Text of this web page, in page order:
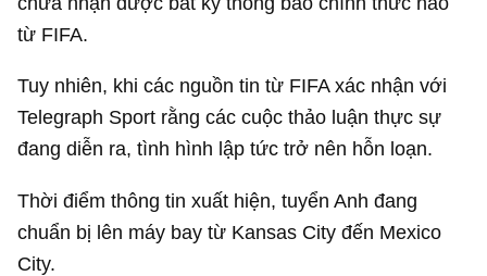
từ FIFA.
Tuy nhiên, khi các nguồn tin từ FIFA xác nhận với
Telegraph Sport rằng các cuộc thảo luận thực sự
đang diễn ra, tình hình lập tức trở nên hỗn loạn.
Thời điểm thông tin xuất hiện, tuyển Anh đang
chuẩn bị lên máy bay từ Kansas City đến Mexico
City.